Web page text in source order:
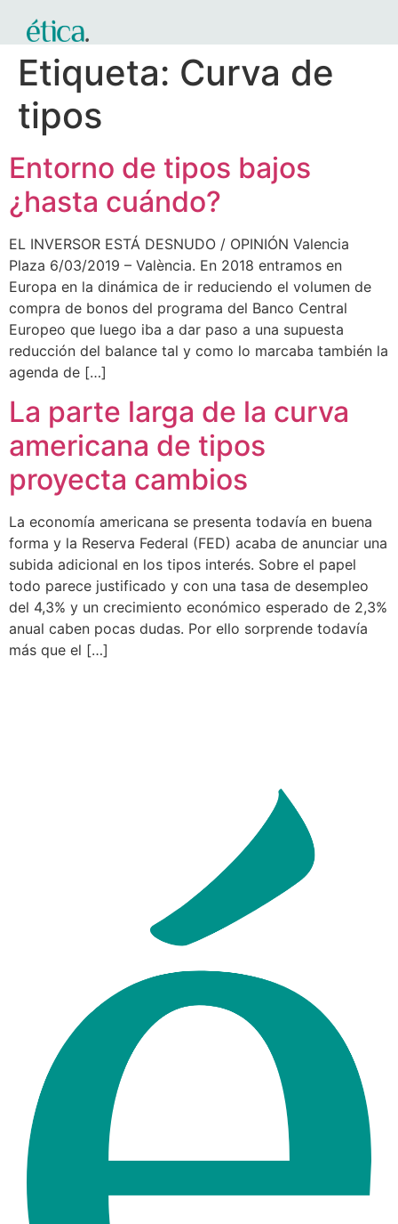
Etiqueta: Curva de
tipos
Entorno de tipos bajos
¿hasta cuándo?
EL INVERSOR ESTÁ DESNUDO / OPINIÓN Valencia
Plaza 6/03/2019 – València. En 2018 entramos en
Europa en la dinámica de ir reduciendo el volumen de
compra de bonos del programa del Banco Central
Europeo que luego iba a dar paso a una supuesta
reducción del balance tal y como lo marcaba también la
agenda de […]
La parte larga de la curva
americana de tipos
proyecta cambios
La economía americana se presenta todavía en buena
forma y la Reserva Federal (FED) acaba de anunciar una
subida adicional en los tipos interés. Sobre el papel
todo parece justificado y con una tasa de desempleo
del 4,3% y un crecimiento económico esperado de 2,3%
anual caben pocas dudas. Por ello sorprende todavía
más que el […]